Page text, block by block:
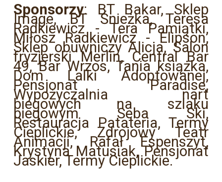
Sponsorzy: BT Bakar, Sklep
Image, BT Śnieżka, Teresa
Radkiewicz - Tera Pamiątki,
Miłosz Radkiewicz - Elipson,
Sklep obuwniczy Alicja, Salon
fryzjerski Merlin, Central Bar
49, Bar Wrzos, Tania książka,
Dom Lalki Adoptowanej,
Pensjonat Paradise,
Wypożyczalnia nart
biegowych na szlaku
biegowym Seba Ski,
Restauracja Patateria, Termy
Cieplickie, Zdrojowy Teatr
Animacji, Rafał Espenszyt,
Krystyna Matusiak, Pensjonat
Jaskier, Termy Cieplickie.